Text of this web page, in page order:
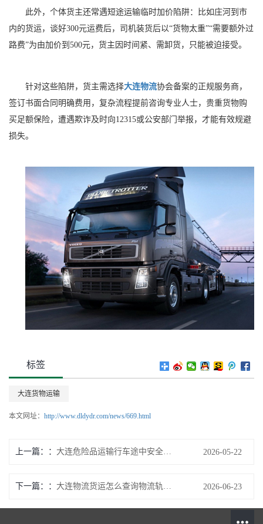
此外，个体货主还常遇短途运输临时加价陷阱：比如庄河到市
内的货运，谈好300元运费后，司机装货后以“货物太重”“需要额外过
路费”为由加价到500元，货主因时间紧、需卸货，只能被迫接受。
针对这些陷阱，货主需选择大连物流协会备案的正规服务商，
签订书面合同明确费用，复杂流程提前咨询专业人士，贵重货物购
买足额保险，遭遇欺诈及时向12315或公安部门举报，才能有效规避
损失。
标签
大连货物运输
本文网址： http://www.dldydr.com/news/669.html
上一篇： 2026-05-22
下一篇： 2026-06-23